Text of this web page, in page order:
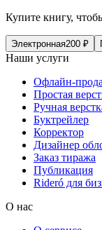
Купите книгу,
Электронная200 ₽
Наши услуги
Офлайн-
Простая
Ручная
Буктрейлер
Корректор
Дизайнер
Заказ тиража
Публикация
Rideró для
О нас